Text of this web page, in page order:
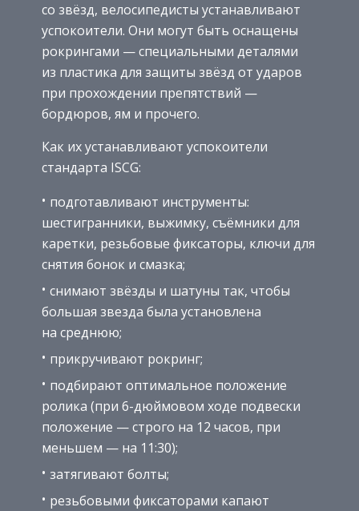
со звёзд, велосипедисты устанавливают
успокоители. Они могут быть оснащены
рокрингами — специальными деталями
из пластика для защиты звёзд от ударов
при прохождении препятствий —
бордюров, ям и прочего.
Как их устанавливают успокоители
стандарта ISCG:
подготавливают инструменты:
шестигранники, выжимку, съёмники для
каретки, резьбовые фиксаторы, ключи для
снятия бонок и смазка;
снимают звёзды и шатуны так, чтобы
большая звезда была установлена
на среднюю;
прикручивают рокринг;
подбирают оптимальное положение
ролика (при 6-дюймовом ходе подвески
положение — строго на 12 часов, при
меньшем — на 11:30);
затягивают болты;
резьбовыми фиксаторами капают